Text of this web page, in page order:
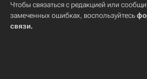
Чтобы связаться с редакцией или
замеченных ошибках, воспользуйтесь
связи.